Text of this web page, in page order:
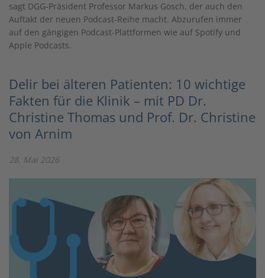
sagt DGG-Präsident Professor Markus Gosch, der auch den
Auftakt der neuen Podcast-Reihe macht. Abzurufen immer
auf den gängigen Podcast-Plattformen wie auf Spotify und
Apple Podcasts.
Delir bei älteren Patienten: 10 wichtige
Fakten für die Klinik – mit PD Dr.
Christine Thomas und Prof. Dr. Christine
von Arnim
28. Mai 2026